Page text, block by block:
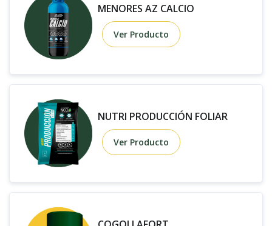
MENORES AZ CALCIO
Ver Producto
NUTRI PRODUCCIÓN FOLIAR
Ver Producto